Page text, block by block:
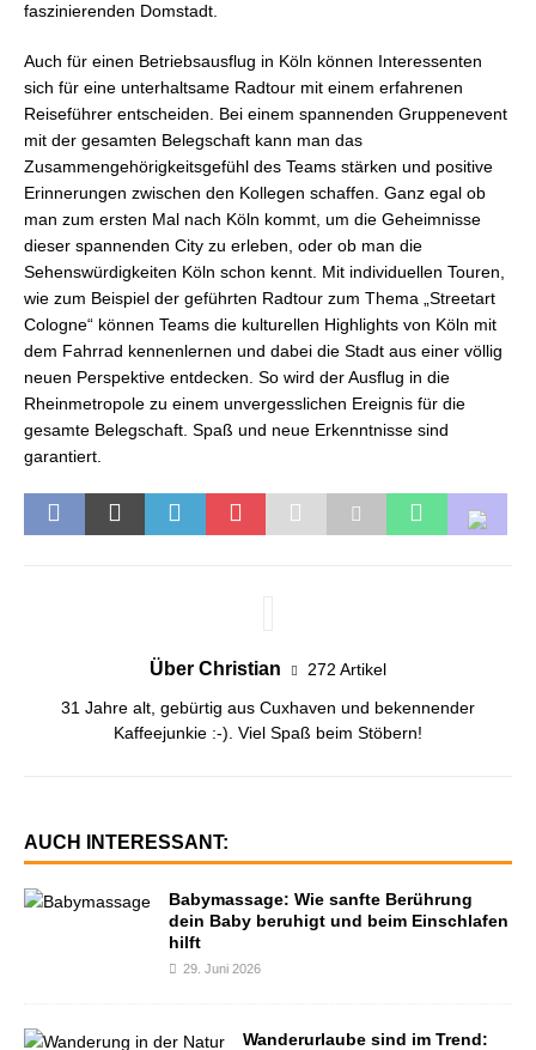
faszinierenden Domstadt.
Auch für einen Betriebsausflug in Köln können Interessenten
sich für eine unterhaltsame Radtour mit einem erfahrenen
Reiseführer entscheiden. Bei einem spannenden Gruppenevent
mit der gesamten Belegschaft kann man das
Zusammengehörigkeitsgefühl des Teams stärken und positive
Erinnerungen zwischen den Kollegen schaffen. Ganz egal ob
man zum ersten Mal nach Köln kommt, um die Geheimnisse
dieser spannenden City zu erleben, oder ob man die
Sehenswürdigkeiten Köln schon kennt. Mit individuellen Touren,
wie zum Beispiel der geführten Radtour zum Thema „Streetart
Cologne“ können Teams die kulturellen Highlights von Köln mit
dem Fahrrad kennenlernen und dabei die Stadt aus einer völlig
neuen Perspektive entdecken. So wird der Ausflug in die
Rheinmetropole zu einem unvergesslichen Ereignis für die
gesamte Belegschaft. Spaß und neue Erkenntnisse sind
garantiert.
Über Christian 272 Artikel
31 Jahre alt, gebürtig aus Cuxhaven und bekennender
Kaffeejunkie :-). Viel Spaß beim Stöbern!
AUCH INTERESSANT:
Babymassage: Wie sanfte Berührung
dein Baby beruhigt und beim Einschlafen
hilft
29. Juni 2026
Wanderurlaube sind im Trend: